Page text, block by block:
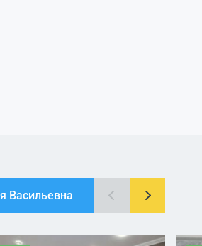
Васильевна